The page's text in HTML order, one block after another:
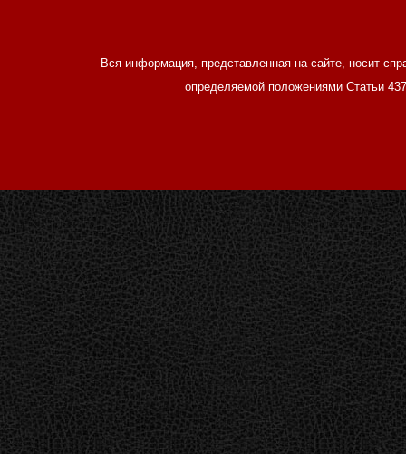
Вся информация, представленная на сайте, носит
определяемой положениями Статьи